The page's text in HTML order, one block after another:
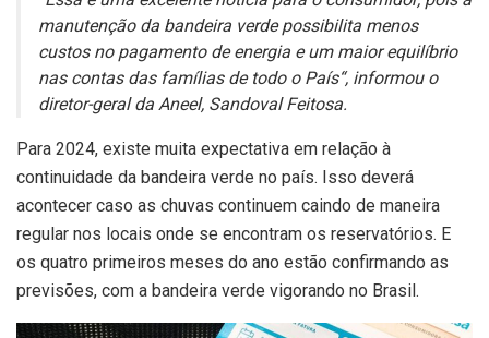
manutenção da bandeira verde possibilita menos
custos no pagamento de energia e um maior equilíbrio
nas contas das famílias de todo o País“, informou o
diretor-geral da Aneel, Sandoval Feitosa.
Para 2024, existe muita expectativa em relação à
continuidade da bandeira verde no país. Isso deverá
acontecer caso as chuvas continuem caindo de maneira
regular nos locais onde se encontram os reservatórios. E
os quatro primeiros meses do ano estão confirmando as
previsões, com a bandeira verde vigorando no Brasil.